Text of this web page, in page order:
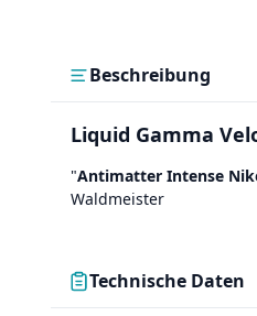
Beschreibung
Liquid Gamma
"Antimatter Intense
Waldmeister
Technische Daten